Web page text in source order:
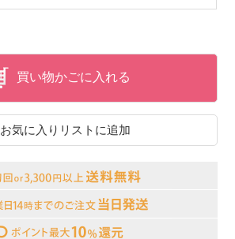
買い物かごに入れる
お気に入りリストに追加